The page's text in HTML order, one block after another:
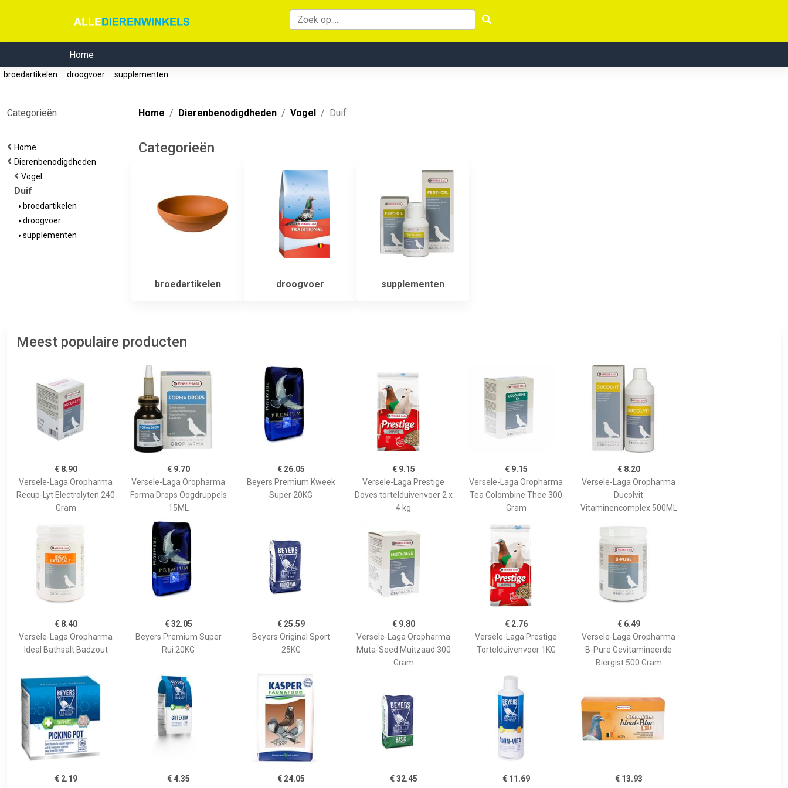
Home
broedartikelen droogvoer supplementen
Categorieën
Home
Dierenbenodigdheden
Vogel
Duif
broedartikelen
droogvoer
supplementen
Home Dierenbenodigdheden Vogel Duif
Categorieën
broedartikelen droogvoer supplementen
Meest populaire producten
€ 8.90
Versele-Laga Oropharma
Recup-Lyt Electrolyten 240
Gram
€ 9.70
Versele-Laga Oropharma
Forma Drops Oogdruppels
15ML
€ 26.05
Beyers Premium Kweek
Super 20KG
€ 9.15
Versele-Laga Prestige
Doves tortelduivenvoer 2 x
4 kg
€ 9.15
Versele-Laga Oropharma
Tea Colombine Thee 300
Gram
€ 8.20
Versele-Laga Oropharma
Ducolvit
Vitaminencomplex 500ML
€ 8.40
Versele-Laga Oropharma
Ideal Bathsalt Badzout
€ 32.05
Beyers Premium Super
Rui 20KG
€ 25.59
Beyers Original Sport
25KG
€ 9.80
Versele-Laga Oropharma
Muta-Seed Muitzaad 300
Gram
€ 2.76
Versele-Laga Prestige
Tortelduivenvoer 1KG
€ 6.49
Versele-Laga Oropharma
B-Pure Gevitamineerde
Biergist 500 Gram
€ 2.19
€ 4.35
€ 24.05
€ 32.45
€ 11.69
€ 13.93